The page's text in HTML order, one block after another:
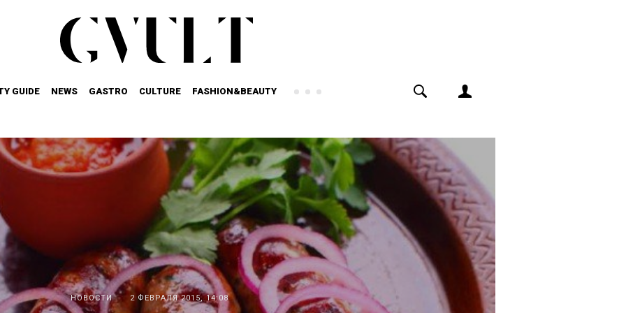
GUIDE NEWS GASTRO CULTURE FASHION&BEAUTY
НОВОСТИ 2 ФЕВРАЛЯ 2015, 14:08